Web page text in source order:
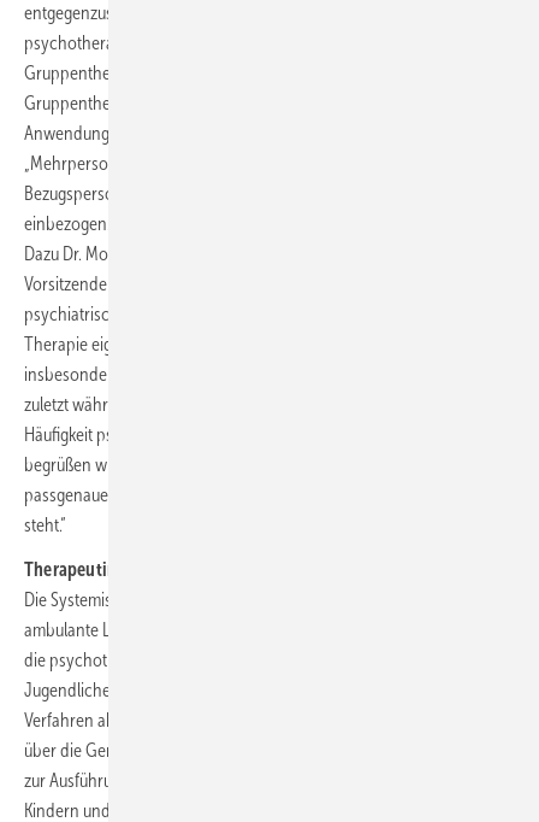
entgegenzusetzen. Sie kann – wie die anderen
psychotherapeutischen Verfahren auch – als Einzel- oder
Gruppentherapie oder in Kombination von Einzel- und
Gruppentherapie angeboten werden. Als spezifische
Anwendungsform der Systemischen Therapie ist zudem das
„Mehrpersonensetting“ möglich: dabei werden relevante
Bezugspersonen der Patientin oder des Patienten in die Behandlung
einbezogen.
Dazu Dr. Monika Lelgemann, unparteiisches Mitglied des G-BA und
Vorsitzende des Unterausschusses Psychotherapie und
psychiatrische Versorgung: „Die Ausrichtung der Systemischen
Therapie eignet sich aufgrund der Einbeziehung des sozialen Umfelds
insbesondere für Kinder und Jugendliche. Vor dem Hintergrund der
zuletzt während der Corona-Pandemie deutlich gestiegenen
Häufigkeit psychischer Erkrankungen bei Kindern und Jugendlichen
begrüßen wir, dass mit der Systemischen Therapie nun eine weitere
passgenaue psychotherapeutische Behandlungsform zur Verfügung
steht.“
Therapeutinnen und Therapeuten
Die Systemische Therapie bei Kindern und Jugendlichen kann als
ambulante Leistung von den Berufsgruppen erbracht werden, die für
die psychotherapeutische Behandlung von Kindern und
Jugendlichen qualifiziert sind und eine Weiterbildung für dieses
Verfahren abgeschlossen haben. Voraussetzung ist zudem, dass sie
über die Genehmigung der zuständigen Kassenärztlichen Vereinigung
zur Ausführung und Abrechnung der Systemischen Therapie bei
Kindern und Jugendlichen zulasten der gesetzlichen